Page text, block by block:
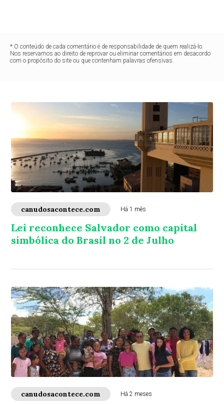
* O conteúdo de cada comentário é de responsabilidade de quem realizá-lo.
Nos reservamos ao direito de reprovar ou eliminar comentários em desacordo
com o propósito do site ou que contenham palavras ofensivas.
canudosacontece.com Há 1 mês
Lei reconhece Salvador como capital
simbólica do Brasil no 2 de Julho
canudosacontece.com Há 2 meses